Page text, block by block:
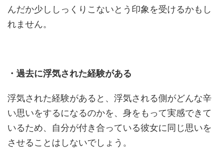
んだか少ししっくりこないとう印象を受けるかもし
れません。
・過去に浮気された経験がある
浮気された経験があると、浮気される側がどんな辛
い思いをするになるのかを、身をもって実感できて
いるため、自分が付き合っている彼女に同じ思いを
させることはしないでしょう。